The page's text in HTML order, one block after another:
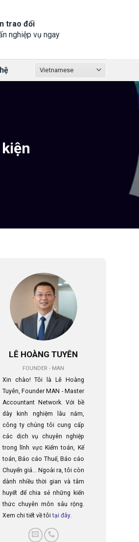
trao đổi
nghiệp vụ ngay
LÊ HOÀNG TUYÊN
FOUNDER - MAN
Xin chào! Tôi là Lê Hoàng
Tuyên, Founder MAN - Master
Accountant Network. Với bề
dày kinh nghiệm lâu năm,
công ty chúng tôi cung cấp
các dịch vụ chuyên nghiệp
trong lĩnh vực Kiểm toán, Kế
toán, Báo cáo Thuế, Báo cáo
Chuyển giá... Ngoài ra, tôi còn
dành nhiều thời gian và tâm
huyết để chia sẻ những kiến
thức chuyên môn sâu rộng.
Xem chi tiết về tôitại đây.